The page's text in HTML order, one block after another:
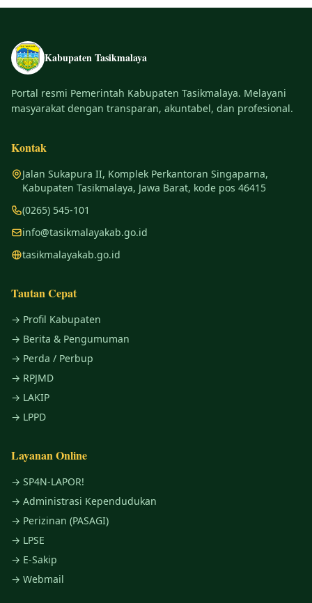
Kabupaten Tasikmalaya
Portal resmi Pemerintah Kabupaten Tasikmalaya. Melayani
masyarakat dengan transparan, akuntabel, dan profesional.
Kontak
Jalan Sukapura II, Komplek Perkantoran Singaparna,
Kabupaten Tasikmalaya, Jawa Barat, kode pos 46415
(0265) 545-101
info@tasikmalayakab.go.id
tasikmalayakab.go.id
Tautan Cepat
→ Profil Kabupaten
→ Berita & Pengumuman
→ Perda / Perbup
→ RPJMD
→ LAKIP
→ LPPD
Layanan Online
→ SP4N-LAPOR!
→ Administrasi Kependudukan
→ Perizinan (PASAGI)
→ LPSE
→ E-Sakip
→ Webmail